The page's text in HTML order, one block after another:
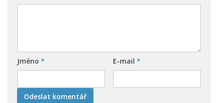
Jméno * E-mail *